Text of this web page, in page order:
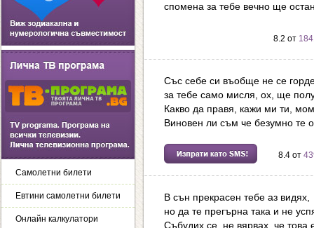
Самолетни билети
Евтини самолетни билети
Онлайн калкулатори
спомена за тебе вечно ще
8.2 от
Със себе си въобще не се
за тебе само мисля, ох, ще
Какво да правя, кажи ми ти,
Виновен ли съм че безумно те
8.4 от
В сън прекрасен тебе аз видях,
но да те прегърна така и не
Събудих се, не вярвах, че това